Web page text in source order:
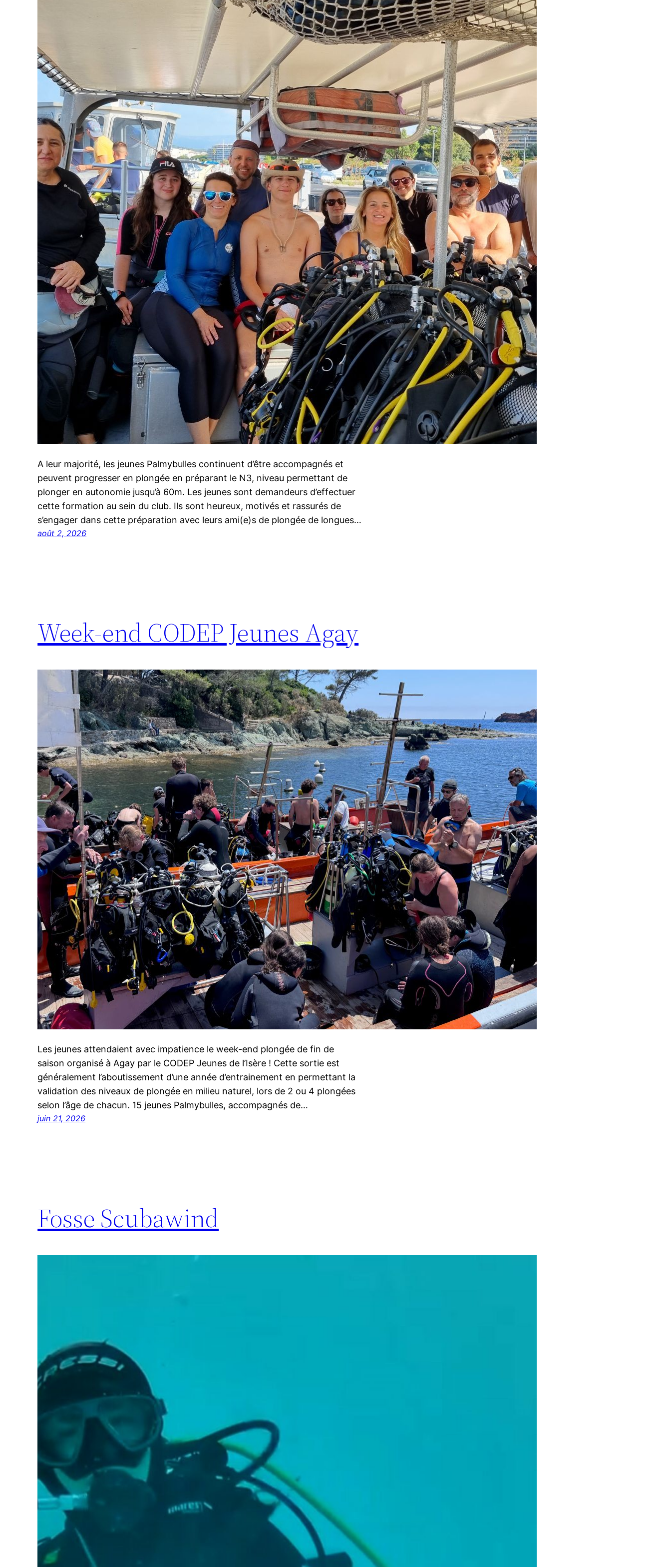
A leur majorité, les jeunes Palmybulles continuent d’être accompagnés et
peuvent progresser en plongée en préparant le N3, niveau permettant de
plonger en autonomie jusqu’à 60m. Les jeunes sont demandeurs d’effectuer
cette formation au sein du club. Ils sont heureux, motivés et rassurés de
s’engager dans cette préparation avec leurs ami(e)s de plongée de longues…
août 2, 2026
Week-end CODEP Jeunes Agay
Les jeunes attendaient avec impatience le week-end plongée de fin de
saison organisé à Agay par le CODEP Jeunes de l’Isère ! Cette sortie est
généralement l’aboutissement d’une année d’entrainement en permettant la
validation des niveaux de plongée en milieu naturel, lors de 2 ou 4 plongées
selon l’âge de chacun. 15 jeunes Palmybulles, accompagnés de…
juin 21, 2026
Fosse Scubawind